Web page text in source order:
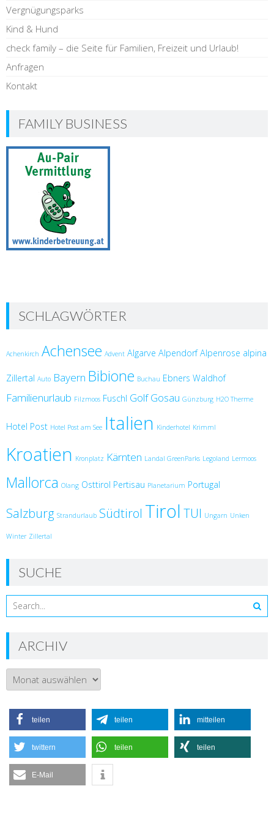
Vergnügungsparks
Kind & Hund
check family – die Seite für Familien, Freizeit und Urlaub!
Anfragen
Kontakt
FAMILY BUSINESS
SCHLAGWÖRTER
Achenkirch Achensee Advent Algarve Alpendorf Alpenrose alpina
Zillertal Auto Bayern Bibione Buchau Ebners Waldhof
Familienurlaub Filzmoos Fuschl Golf Gosau Günzburg H2O Therme
Hotel Post Hotel Post am See Italien Kinderhotel Krimml
Kroatien Kronplatz Kärnten Landal GreenParks Legoland Lermoos
Mallorca Olang Osttirol Pertisau Planetarium Portugal
Salzburg Strandurlaub Südtirol Tirol TUI Ungarn Unken
Winter Zillertal
SUCHE
ARCHIV
Archiv
teilen teilen mitteilen
twittern teilen teilen
E-Mail